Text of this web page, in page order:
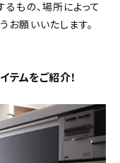
もの、場所によって
願いいたします。
テムをご紹介！